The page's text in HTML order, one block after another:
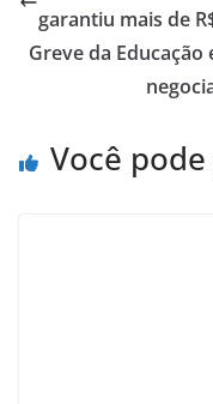
garantiu mais de
Greve da
Você